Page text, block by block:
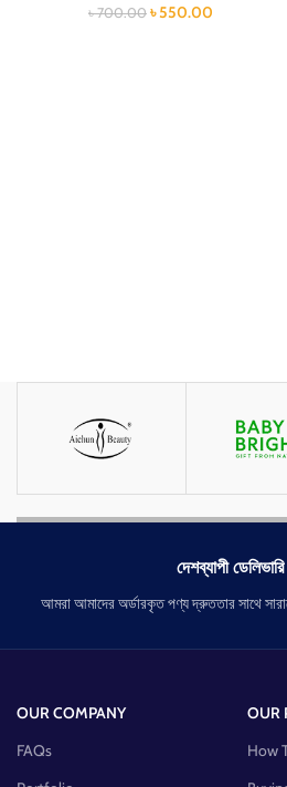
৳700.00 ৳550.00
দেশব্যাপী ডেলিভারি
আমরা আমাদের অর্ডারকৃত পণ্য দ্রুততার সাথে
OUR COMPANY
FAQs
OUR
How